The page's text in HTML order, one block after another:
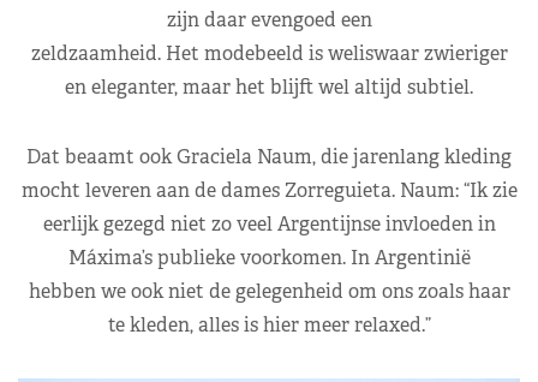
zijn daar evengoed een
zeldzaamheid. Het modebeeld is weliswaar zwieriger
en eleganter, maar het blijft wel altijd subtiel.
Dat beaamt ook Graciela Naum, die jarenlang kleding
mocht leveren aan de dames Zorreguieta. Naum: “Ik zie
eerlijk gezegd niet zo veel Argentijnse invloeden in
Máxima’s publieke voorkomen. In Argentinië
hebben we ook niet de gelegenheid om ons zoals haar
te kleden, alles is hier meer relaxed.”